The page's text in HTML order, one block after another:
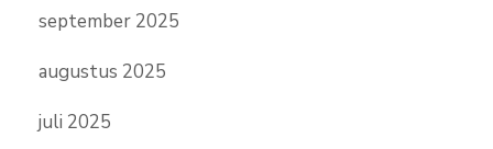
september 2025
augustus 2025
juli 2025